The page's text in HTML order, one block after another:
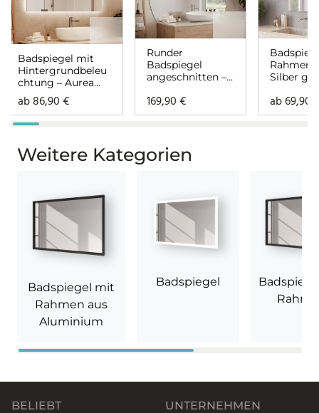
Badspiegel mit
Hintergrundbeleu
chtung – Aurea
rundherum
ab86,90€
Runder
Badspiegel
angeschnitten –
169,90€
Rahmen
Silber
ab69,90
Weitere Kategorien
Badspiegel mit
Rahmen aus
Aluminium
Badspiegel
BELIEBT UNTERNEHMEN